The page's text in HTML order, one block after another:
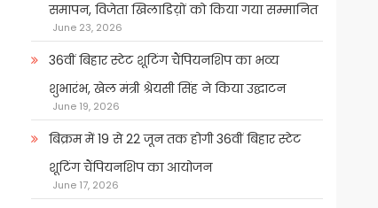
समापन, विजेता खिलाडिय़ों को किया गया सम्मानित
June 23, 2026
36वीं बिहार स्टेट शूटिंग चैंपियनशिप का भव्य
शुभारंभ, खेल मंत्री श्रेयसी सिंह ने किया उद्घाटन
June 19, 2026
बिक्रम में 19 से 22 जून तक होगी 36वीं बिहार स्टेट
शूटिंग चैंपियनशिप का आयोजन
June 17, 2026